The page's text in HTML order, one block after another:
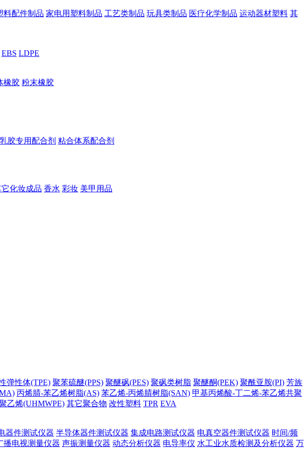
料配件制品 家电用塑料制品 工艺类制品 玩具类制品 医疗化学制品 运动器材塑料 其
EBS LDPE
橡胶 粉末橡胶
乳胶专用配合剂 粘合体系配合剂
它化妆成品 香水 彩妆 美甲用品
弹性体(TPE) 聚苯硫醚(PPS) 聚醚砜(PES) 聚砜类树脂 聚醚酮(PEK) 聚酰亚胺(PI) 芳族
丙烯腈-苯乙烯树脂(AS) 苯乙烯-丙烯腈树脂(SAN) 甲基丙烯酸-丁二烯-苯乙烯共聚
乙烯(UHMWPE) 其它聚合物 改性塑料 TPR EVA
器件测试仪器 半导体器件测试仪器 集成电路测试仪器 电真空器件测试仪器 时间/频
播电视测量仪器 声振测量仪器 动态分析仪器 电导率仪 水工业水质检测及分析仪器 万